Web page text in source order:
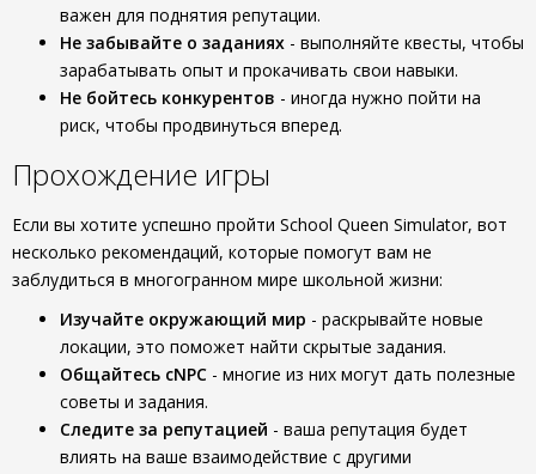
важен для поднятия репутации.
Не забывайте о заданиях - выполняйте квесты, чтобы
зарабатывать опыт и прокачивать свои навыки.
Не бойтесь конкурентов - иногда нужно пойти на
риск, чтобы продвинуться вперед.
Прохождение игры
Если вы хотите успешно пройти School Queen Simulator, вот
несколько рекомендаций, которые помогут вам не
заблудиться в многогранном мире школьной жизни:
Изучайте окружающий мир - раскрывайте новые
локации, это поможет найти скрытые задания.
Общайтесь сNPC - многие из них могут дать полезные
советы и задания.
Следите за репутацией - ваша репутация будет
влиять на ваше взаимодействие с другими